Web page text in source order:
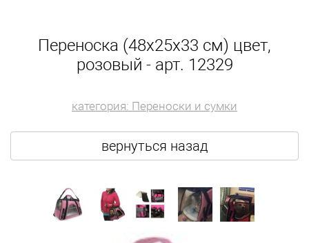
Переноска (48х25х33 см) цвет,
розовый - арт. 12329
категория: Переноски и сумки
вернуться назад